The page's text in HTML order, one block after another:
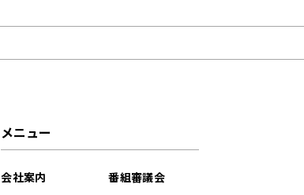
2025年03月
2025年02月
メニュー
会社案内 番組審議会